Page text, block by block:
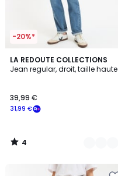
-20%*
LA REDOUTE COLLECTIONS
Jean regular, droit, taille haute
31,99 €
39,99 €
4
/
3
Couleurs
4
/